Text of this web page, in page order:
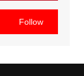
Follow